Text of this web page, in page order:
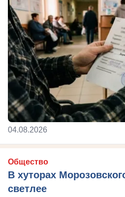
04.08.2026
Общество
В хуторах
светлее